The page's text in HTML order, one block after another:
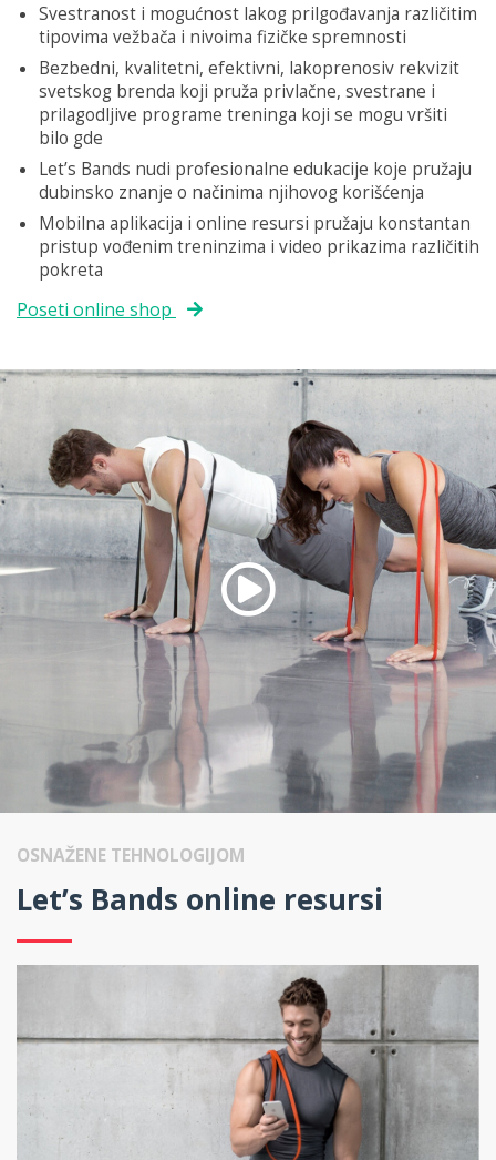
Svestranost i mogućnost lakog prilgođavanja različitim
tipovima vežbača i nivoima fizičke spremnosti
Bezbedni, kvalitetni, efektivni, lakoprenosiv rekvizit
svetskog brenda koji pruža privlačne, svestrane i
prilagodljive programe treninga koji se mogu vršiti
bilo gde
Let’s Bands nudi profesionalne edukacije koje pružaju
dubinsko znanje o načinima njihovog korišćenja
Mobilna aplikacija i online resursi pružaju konstantan
pristup vođenim treninzima i video prikazima različitih
pokreta
Poseti online shop
OSNAŽENE TEHNOLOGIJOM
Let’s Bands online resursi